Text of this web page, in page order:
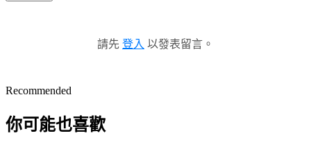
請先 登入 以發表留言。
Recommended
你可能也喜歡